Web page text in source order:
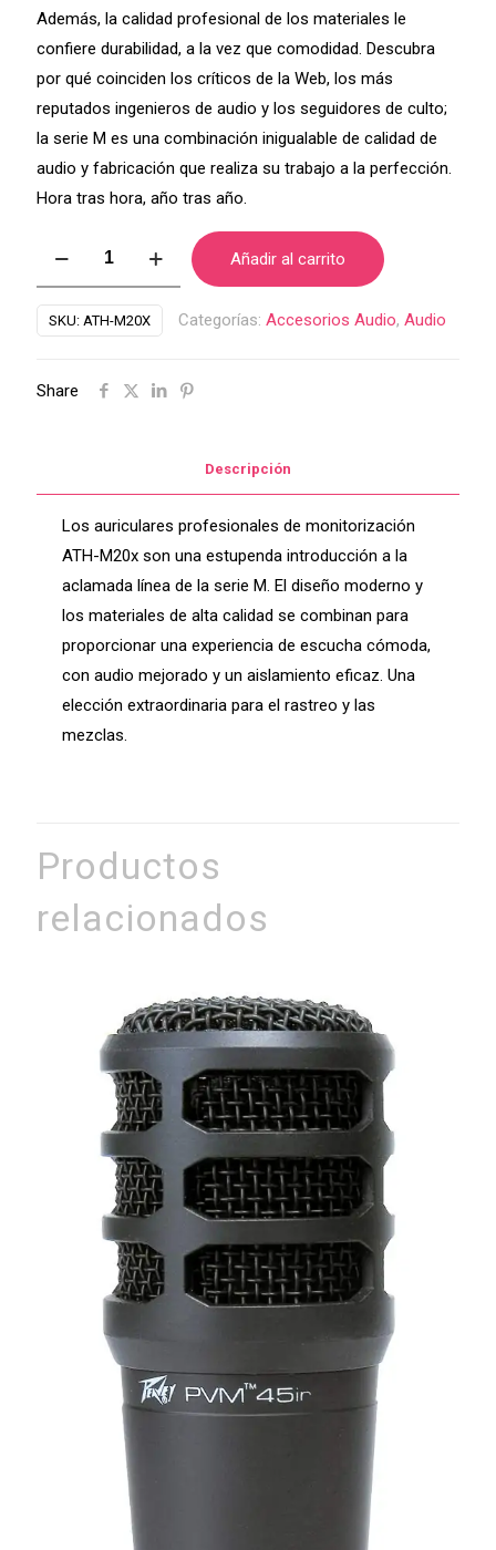
Además, la calidad profesional de los materiales le
confiere durabilidad, a la vez que comodidad. Descubra
por qué coinciden los críticos de la Web, los más
reputados ingenieros de audio y los seguidores de culto;
la serie M es una combinación inigualable de calidad de
audio y fabricación que realiza su trabajo a la perfección.
Hora tras hora, año tras año.
de
monitorización
M20x
Añadir al carrito
SKU: ATH-M20X Categorías: Accesorios Audio, Audio
Share
Descripción
Los auriculares profesionales de monitorización
ATH-M20x son una estupenda introducción a la
aclamada línea de la serie M. El diseño moderno y
los materiales de alta calidad se combinan para
proporcionar una experiencia de escucha cómoda,
con audio mejorado y un aislamiento eficaz. Una
elección extraordinaria para el rastreo y las
mezclas.
Productos
relacionados